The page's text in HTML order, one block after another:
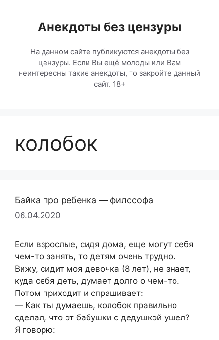
содержимомуАнекдоты без цензуры
На данном сайте публикуются анекдоты без
цензуры. Если Вы ещё молоды или Вам
неинтересны такие анекдоты, то закройте данный
сайт. 18+
колобок
Байка про ребенка — философа
06.04.2020
Если взрослые, сидя дома, еще могут себя
чем-то занять, то детям очень трудно.
Вижу, сидит моя девочка (8 лет), не знает,
куда себя деть, думает долго о чем-то.
Потом приходит и спрашивает:
— Как ты думаешь, колобок правильно
сделал, что от бабушки с дедушкой ушел?
Я говорю: